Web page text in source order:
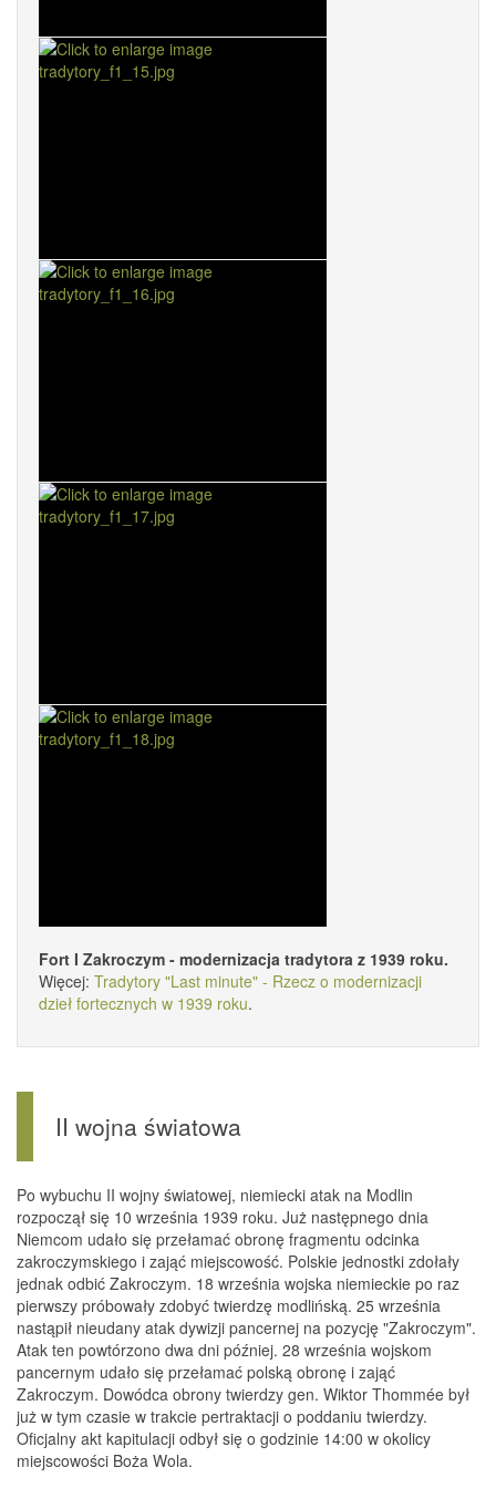
Fort I Zakroczym - modernizacja tradytora z 1939 roku.
Więcej: Tradytory "Last minute" - Rzecz o modernizacji
dzieł fortecznych w 1939 roku.
II wojna światowa
Po wybuchu II wojny światowej, niemiecki atak na Modlin
rozpoczął się 10 września 1939 roku. Już następnego dnia
Niemcom udało się przełamać obronę fragmentu odcinka
zakroczymskiego i zająć miejscowość. Polskie jednostki zdołały
jednak odbić Zakroczym. 18 września wojska niemieckie po raz
pierwszy próbowały zdobyć twierdzę modlińską. 25 września
nastąpił nieudany atak dywizji pancernej na pozycję "Zakroczym".
Atak ten powtórzono dwa dni później. 28 września wojskom
pancernym udało się przełamać polską obronę i zająć
Zakroczym. Dowódca obrony twierdzy gen. Wiktor Thommée był
już w tym czasie w trakcie pertraktacji o poddaniu twierdzy.
Oficjalny akt kapitulacji odbył się o godzinie 14:00 w okolicy
miejscowości Boża Wola.